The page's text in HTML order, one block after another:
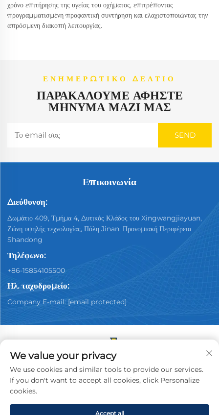
χρόνο επιτήρησης της υγείας του οχήματος, επιτρέποντας
προγραμματισμένη προφαντική συντήρηση και ελαχιστοποιώντας την
απρόσμενη διακοπή λειτουργίας.
ΕΝΗΜΕΡΩΤΙΚΌ ΔΕΛΤΊΟ
ΠΑΡΑΚΑΛΟΎΜΕ ΑΦΉΣΤΕ
ΜΉΝΥΜΑ ΜΑΖΊ ΜΑΣ
Επικοινωνία
Διεύθυνση:
Δωμάτιο 409, Τμήμα 4, Δυτικός Κλάδος του Xingwangjiayuan,
Ζώνη υψηλής τεχνολογίας, Πόλη Jinan, Προνομιακή Περιφέρεια
Shandong
Τηλέφωνο:
+86-15854105500
Ηλ. ταχυδρομείο:
Company E-mail: [email protected]
Πνευματικά δικαιώματα © 2025 Κίνα Jinan Youpin
Μεταχειρισμένα Αυτοκίνητα Dealership Co., Ltd. Με την
επιφύλαξη παντός δικαιώματος.
We value your privacy
We use cookies and similar tools to provide our services.
If you don't want to accept all cookies, click Personalize
cookies.
Accept all